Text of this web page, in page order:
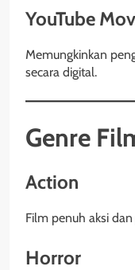
YouTube
Memungkinkan
secara digital.
Genre
Action
Film penuh aksi
Horror